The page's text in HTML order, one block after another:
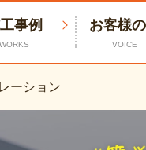
事例
WORKS
お客様
VOICE
ーション